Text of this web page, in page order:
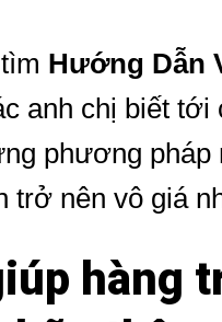
Hướng Dẫn
anh chị biết
phương
trở nên vô giá
hàng